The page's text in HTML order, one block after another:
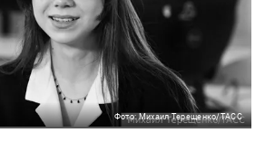
Фото: Михаил Терещенко/ТАСС